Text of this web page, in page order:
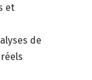
et
de